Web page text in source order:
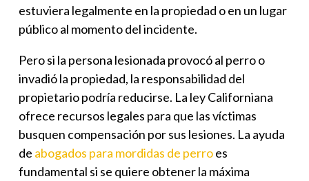
estuviera legalmente en la propiedad o en un lugar
público al momento del incidente.
Pero si la persona lesionada provocó al perro o
invadió la propiedad, la responsabilidad del
propietario podría reducirse. La ley Californiana
ofrece recursos legales para que las víctimas
busquen compensación por sus lesiones. La ayuda
de abogados para mordidas de perroes
fundamental si se quiere obtener la máxima